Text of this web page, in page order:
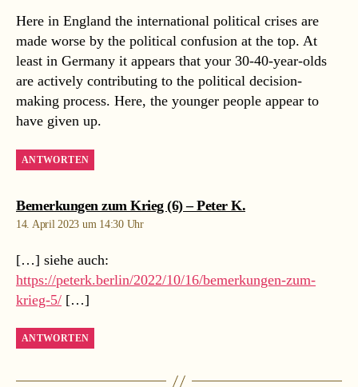
Here in England the international political crises are
made worse by the political confusion at the top. At
least in Germany it appears that your 30-40-year-olds
are actively contributing to the political decision-
making process. Here, the younger people appear to
have given up.
ANTWORTEN
Bemerkungen zum Krieg (6) – Peter K.sagt:
14. April 2023 um 14:30 Uhr
[…] siehe auch:
https://peterk.berlin/2022/10/16/bemerkungen-zum-
krieg-5/ […]
ANTWORTEN